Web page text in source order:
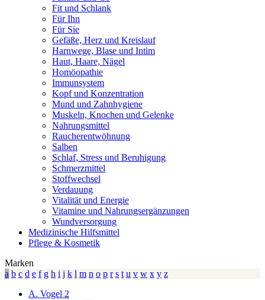
Fit und Schlank
Für Ihn
Für Sie
Gefäße, Herz und Kreislauf
Harnwege, Blase und Intim
Haut, Haare, Nägel
Homöopathie
Immunsystem
Kopf und Konzentration
Mund und Zahnhygiene
Muskeln, Knochen und Gelenke
Nahrungsmittel
Raucherentwöhnung
Salben
Schlaf, Stress und Beruhigung
Schmerzmittel
Stoffwechsel
Verdauung
Vitalität und Energie
Vitamine und Nahrungsergänzungen
Wundversorgung
Medizinische Hilfsmittel
Pflege & Kosmetik
Marken
a b c d e f g h i j k l m n o p r s t u v w x y z
A. Vogel 2